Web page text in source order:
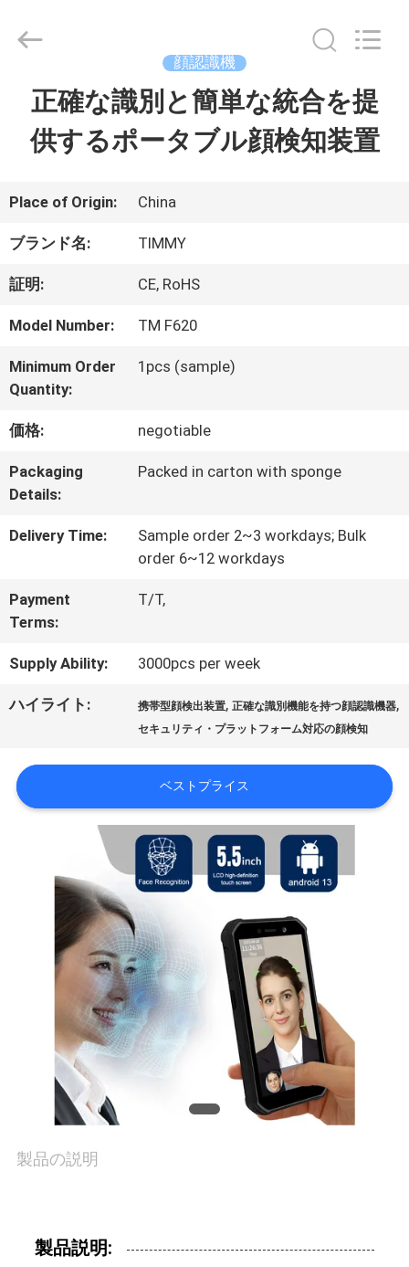
ロ
ダ
ク
ト
私
達
に
つ
い
て
工
場
行
2026
Shenzhen
Technology
顔認識機
正確な識別と簡単な統合を提
供するポータブル顔検知装置
Place of Origin: China
ブランド名: TIMMY
証明: CE, RoHS
Model Number: TM F620
Minimum Order
Quantity:
1pcs (sample)
価格: negotiable
Packaging
Details:
Packed in carton with sponge
Delivery Time:
Sample order 2~3 workdays; Bulk
order 6~12 workdays
Payment
Terms:
T/T,
Supply Ability: 3000pcs per week
ハイライト: 携帯型顔検出装置,正確な識別機能を持つ顔認識機器,
セキュリティ・プラットフォーム対応の顔検知
ベストプライス
製品の説明
製品説明: